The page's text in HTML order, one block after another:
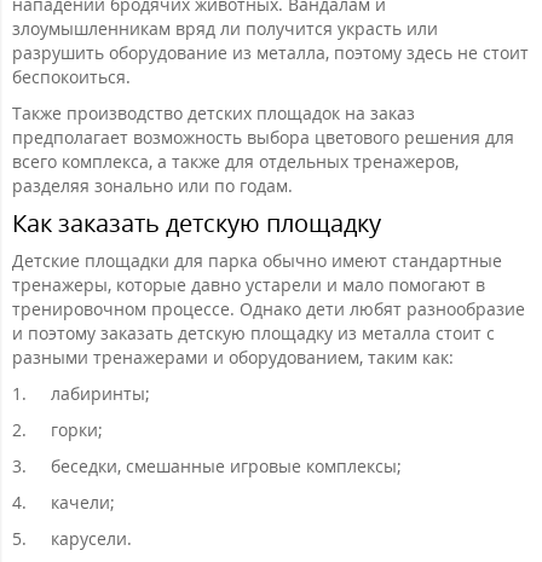
злоумышленникам вряд ли получится украсть или
разрушить оборудование из металла, поэтому здесь не стоит
беспокоиться.
Также производство детских площадок на заказ
предполагает возможность выбора цветового решения для
всего комплекса, а также для отдельных тренажеров,
разделяя зонально или по годам.
Как заказать детскую площадку
Детские площадки для парка обычно имеют стандартные
тренажеры, которые давно устарели и мало помогают в
тренировочном процессе. Однако дети любят разнообразие
и поэтому заказать детскую площадку из металла стоит с
разными тренажерами и оборудованием, таким как:
1.
лабиринты;
2.
горки;
3.
беседки, смешанные игровые комплексы;
4.
качели;
5.
карусели.